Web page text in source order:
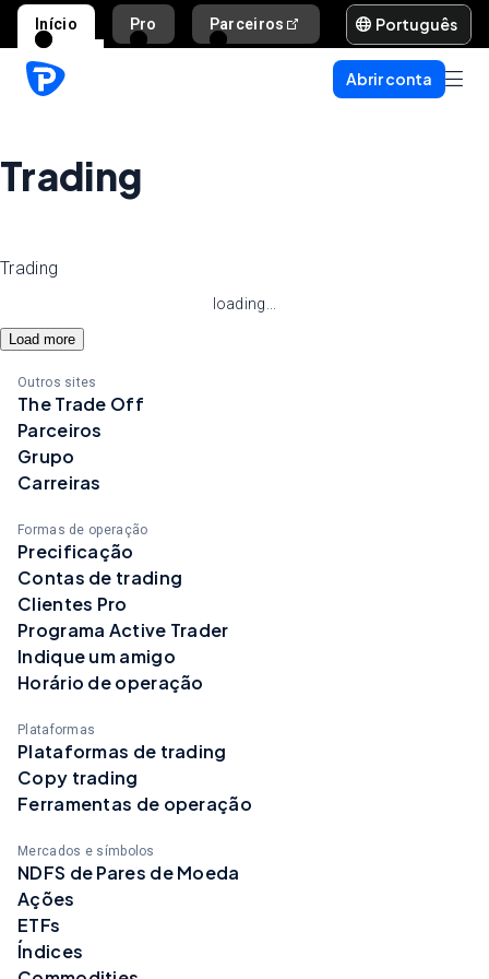
Início Pro Parceiros Ajuda e suporte
Português
Abrir conta
Trading
Trading
loading...
Load more
Outros sites
The Trade Off
Parceiros
Grupo
Carreiras
Formas de operação
Precificação
Contas de trading
Clientes Pro
Programa Active Trader
Indique um amigo
Horário de operação
Plataformas
Plataformas de trading
Copy trading
Ferramentas de operação
Mercados e símbolos
NDFS de Pares de Moeda
Ações
ETFs
Índices